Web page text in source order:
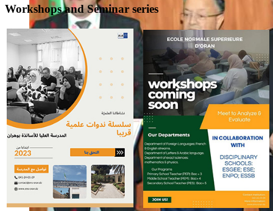
Workshops and Seminar series